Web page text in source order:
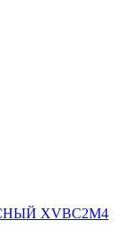
XVBC2M4